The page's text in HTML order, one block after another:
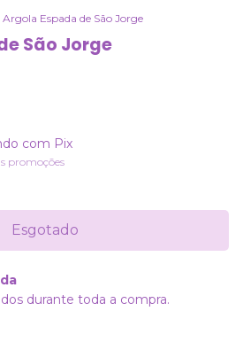
Argola Espada de São Jorge
São Jorge
com Pix
promoções
durante toda a compra.